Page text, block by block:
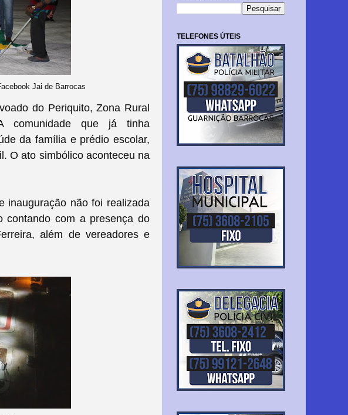
Jai de Barrocas
do Periquito, Zona Rural
comunidade que já tinha
da família e prédio escolar,
O ato simbólico aconteceu na
inauguração não foi realizada
contando com a presença do
além de vereadores e
TELEFONES ÚTEIS